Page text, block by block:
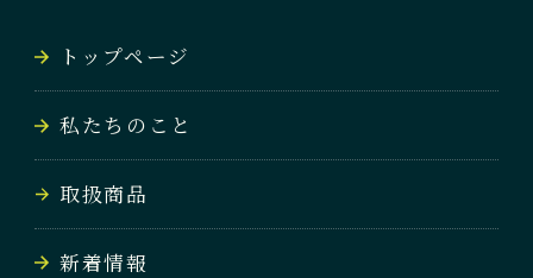
会社案内
COMPANY
お問い合わせ
トップページ
私たちのこと
取扱商品
新着情報